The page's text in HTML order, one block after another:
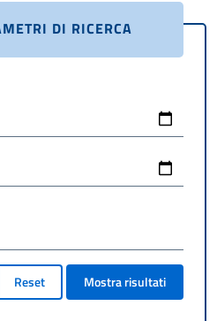
DI RICERCA
Reset Mostra risultati